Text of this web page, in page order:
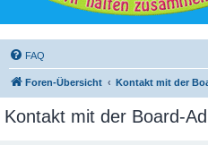
FAQ
Foren-Übersicht Kontakt mit der
Kontakt mit der Board-